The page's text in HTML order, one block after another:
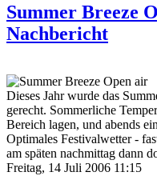
Summer Breeze
Nachbericht
Dieses Jahr wurde das
gerecht. Sommerliche
Bereich lagen, und abends
Optimales Festivalwetter -
am späten nachmittag dann
Freitag, 14 Juli 2006 11:15